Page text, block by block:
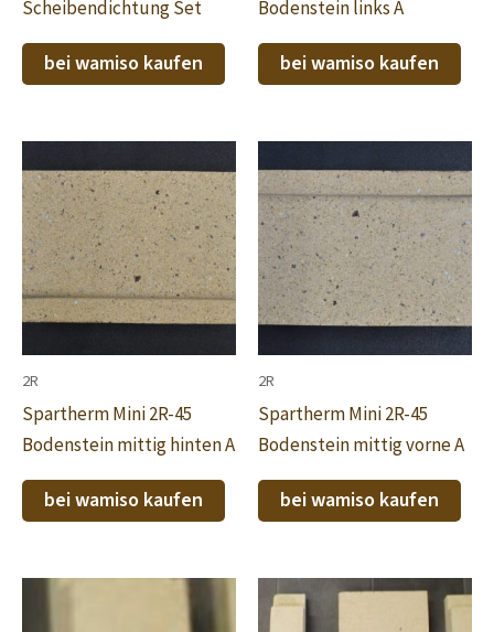
Scheibendichtung Set
bei wamiso kaufen
Bodenstein links A
bei wamiso kaufen
2R
Spartherm Mini 2R-45
Bodenstein mittig hinten A
bei wamiso kaufen
2R
Spartherm Mini 2R-45
Bodenstein mittig vorne A
bei wamiso kaufen